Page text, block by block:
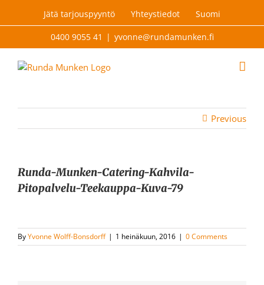
Jätä tarjouspyyntö Yhteystiedot Suomi
0400 9055 41 | yvonne@rundamunken.fi
Previous
Runda-Munken-Catering-Kahvila-
Pitopalvelu-Teekauppa-Kuva-79
ByYvonne Wolff-Bonsdorff | 1 heinäkuun, 2016 | 0 Comments